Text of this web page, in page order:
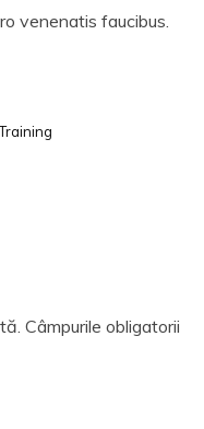
venenatis faucibus.
Câmpurile obligatorii